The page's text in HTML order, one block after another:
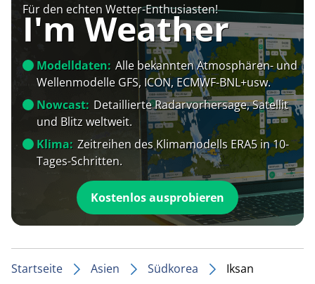
Für den echten Wetter-Enthusiasten!
I'm Weather
Modelldaten: Alle bekannten Atmosphären- und
Wellenmodelle GFS, ICON, ECMWF-BNL+usw.
Nowcast: Detaillierte Radarvorhersage, Satellit
und Blitz weltweit.
Klima: Zeitreihen des Klimamodells ERA5 in 10-
Tages-Schritten.
Kostenlos ausprobieren
Startseite Asien Südkorea Iksan